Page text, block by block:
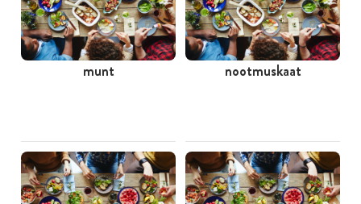
munt nootmuskaat